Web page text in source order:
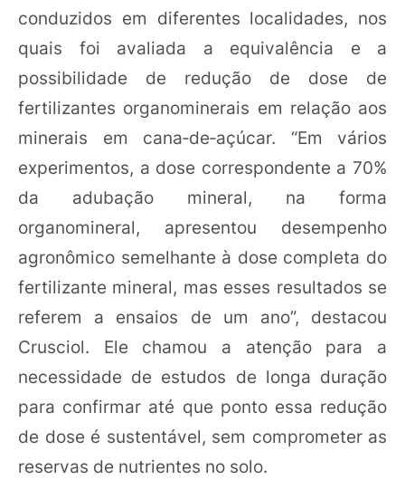
conduzidos em diferentes localidades, nos
quais foi avaliada a equivalência e a
possibilidade de redução de dose de
fertilizantes organominerais em relação aos
minerais em cana‑de‑açúcar. “Em vários
experimentos, a dose correspondente a 70%
da adubação mineral, na forma
organomineral, apresentou desempenho
agronômico semelhante à dose completa do
fertilizante mineral, mas esses resultados se
referem a ensaios de um ano”, destacou
Crusciol. Ele chamou a atenção para a
necessidade de estudos de longa duração
para confirmar até que ponto essa redução
de dose é sustentável, sem comprometer as
reservas de nutrientes no solo.